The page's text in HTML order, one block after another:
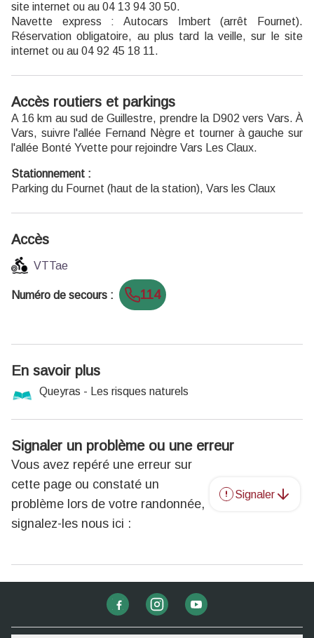
site internet ou au 04 13 94 30 50.
Navette express : Autocars Imbert (arrêt Fournet).
Réservation obligatoire, au plus tard la veille, sur le site
internet ou au 04 92 45 18 11.
Accès routiers et parkings
A 16 km au sud de Guillestre, prendre la D902 vers Vars. À
Vars, suivre l'allée Fernand Nègre et tourner à gauche sur
l'allée Bonté Yvette pour rejoindre Vars Les Claux.
Stationnement :
Parking du Fournet (haut de la station), Vars les Claux
Accès
VTTae
Numéro de secours : 114
En savoir plus
Queyras - Les risques naturels
Signaler un problème ou une erreur
Vous avez repéré une erreur sur
cette page ou constaté un
problème lors de votre randonnée,
signalez-les nous ici :
Signaler